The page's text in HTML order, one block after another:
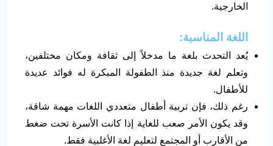
الخارجية.
اللغة المناسبة:
يُعد التحدث بلغة ما مدخلاً إلى ثقافة ومكان مختلفين،
وتعلم لغة جديدة منذ الطفولة المبكرة له فوائد عديدة
للأطفال.
رغم ذلك، فإن تربية أطفال متعددي اللغات مهمة شاقة،
وقد يكون الأمر صعب للغاية إذا كانت الأسرة تحت ضغط
من الأقارب أو المجتمع لتعليم لغة الأغلبية فقط.